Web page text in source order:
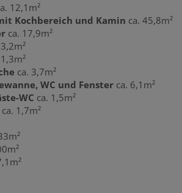
12,1m²
Kochbereich und Kamin ca. 45,8m²
ca. 17,9m²
ca. 3,7m²
WC und Fenster ca. 6,1m²
WC ca. 1,5m²
ca. 1,7m²